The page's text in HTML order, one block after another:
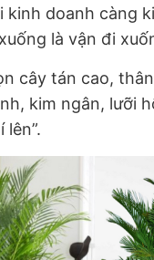
kinh doanh càng
là vận đi
cây tán cao,
kim ngân, lưỡi
lên”.